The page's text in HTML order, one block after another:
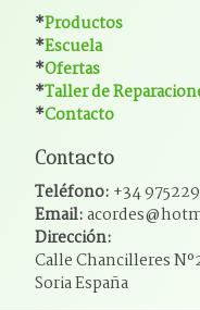
*Productos
*Escuela
*Ofertas
*Taller de
*Contacto
Contacto
Teléfono: +34
Email:
Dirección:
Calle Chancilleres
Soria España